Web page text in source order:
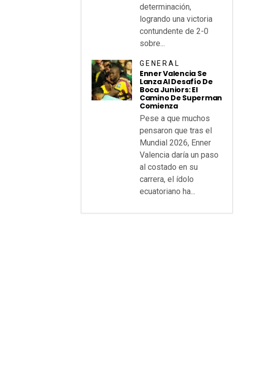
determinación,
logrando una victoria
contundente de 2-0
sobre...
GENERAL
Enner Valencia Se
Lanza Al Desafío De
Boca Juniors: El
Camino De Superman
Comienza
Pese a que muchos
pensaron que tras el
Mundial 2026, Enner
Valencia daría un paso
al costado en su
carrera, el ídolo
ecuatoriano ha...